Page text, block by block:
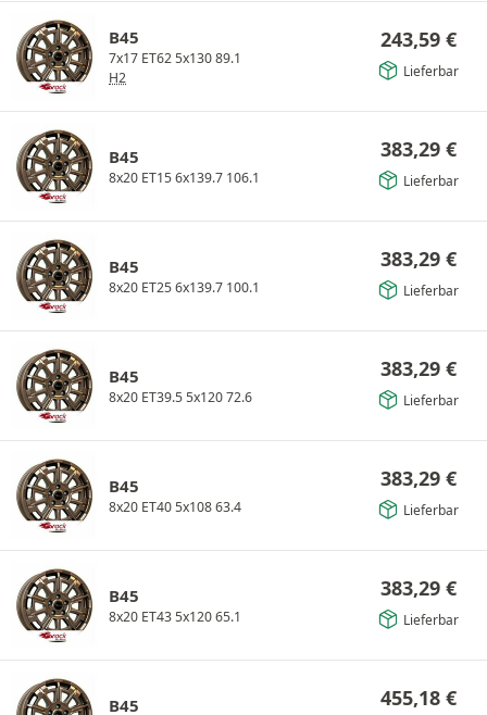
B45
7x17 ET62 5x130 89.1
H2
243,59 €
Lieferbar
B45
8x20 ET15 6x139.7 106.1
383,29 €
Lieferbar
B45
8x20 ET25 6x139.7 100.1
383,29 €
Lieferbar
B45
8x20 ET39.5 5x120 72.6
383,29 €
Lieferbar
B45
8x20 ET40 5x108 63.4
383,29 €
Lieferbar
B45
8x20 ET43 5x120 65.1
383,29 €
Lieferbar
B45 455,18 €